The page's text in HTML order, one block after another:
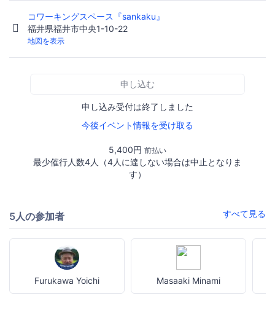
コワーキングスペース『sankaku』
福井県福井市中央1-10-22
地図を表示
申し込む
申し込み受付は終了しました
今後イベント情報を受け取る
5,400円 前払い
最少催行人数4人（4人に達しない場合は中止となりま
す）
5人の参加者 すべて見る
Furukawa Yoichi Masaaki Minami